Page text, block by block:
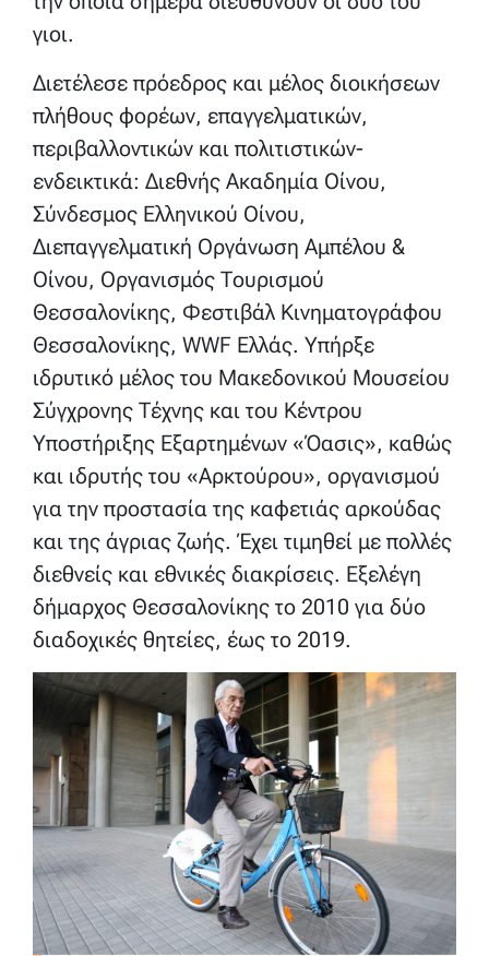
γιοι.
Διετέλεσε πρόεδρος και μέλος διοικήσεων
πλήθους φορέων, επαγγελματικών,
περιβαλλοντικών και πολιτιστικών-
ενδεικτικά: Διεθνής Ακαδημία Οίνου,
Σύνδεσμος Ελληνικού Οίνου,
Διεπαγγελματική Οργάνωση Αμπέλου &
Οίνου, Οργανισμός Τουρισμού
Θεσσαλονίκης, Φεστιβάλ Κινηματογράφου
Θεσσαλονίκης, WWF Ελλάς. Υπήρξε
ιδρυτικό μέλος του Μακεδονικού Μουσείου
Σύγχρονης Τέχνης και του Κέντρου
Υποστήριξης Εξαρτημένων «Όασις», καθώς
και ιδρυτής του «Αρκτούρου», οργανισμού
για την προστασία της καφετιάς αρκούδας
και της άγριας ζωής. Έχει τιμηθεί με πολλές
διεθνείς και εθνικές διακρίσεις. Εξελέγη
δήμαρχος Θεσσαλονίκης το 2010 για δύο
διαδοχικές θητείες, έως το 2019.